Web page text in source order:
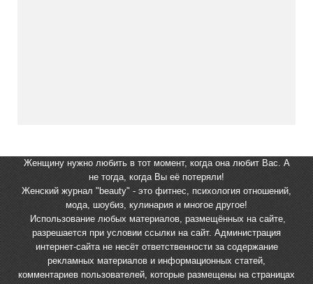
Женщину нужно любить в тот момент, когда она любит Вас. А
не тогда, когда Вы её потеряли!
Женский журнал "beauty" - это фитнес, психология отношений,
мода, шоубиз, кулинария и многое другое!
Использование любых материалов, размещённых на сайте,
разрешается при условии ссылки на сайт. Администрация
интернет-сайта не несёт ответственности за содержание
рекламных материалов и информационных статей,
комментариев пользователей, которые размещены на страницах